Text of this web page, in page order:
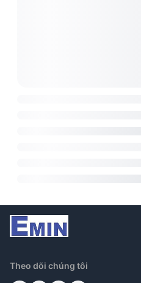
Theo dõi chúng tôi